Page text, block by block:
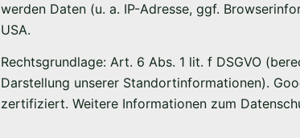
werden Daten (u. a. IP-Adresse, ggf.
USA.
Rechtsgrundlage: Art. 6 Abs. 1 lit. f DSGVO
Darstellung unserer Standortinformationen).
zertifiziert. Weitere Informationen zum